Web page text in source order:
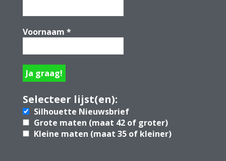
Voornaam *
Selecteer lijst(en):
Silhouette Nieuwsbrief
Grote maten (maat 42 of groter)
Kleine maten (maat 35 of kleiner)